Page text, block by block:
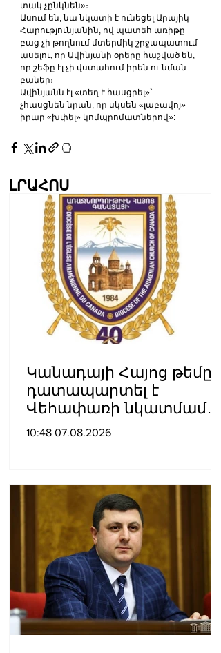
տակ չընկնեն»։
Ասում են, նա նկատի է ունեցել Արայիկ
Հարությունյանին, ով պատեհ առիթը
բաց չի թողնում մտերմիկ շրջապատում
ասելու, որ Ավինյանի օրերը հաշված են,
որ շեֆը էլ չի վստահում իրեն ու նման
բաներ։
Ավինյանն էլ «տեղ է հասցրել»`
չհասցնեն նրան, որ սկսեն «լաբավոյ»
իրար «խփել» կոմպրոմատներով»:
ԼՐԱՀՈՍ
Կանադայի Հայոց թեմը
դատապարտել է
Վեհափառի նկատմամբ
քրեական հետապնդումը
10:48 07.08.2026